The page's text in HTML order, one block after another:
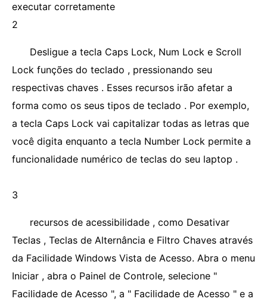
executar corretamente
2
Desligue a tecla Caps Lock, Num Lock e Scroll
Lock funções do teclado , pressionando seu
respectivas chaves . Esses recursos irão afetar a
forma como os seus tipos de teclado . Por exemplo,
a tecla Caps Lock vai capitalizar todas as letras que
você digita enquanto a tecla Number Lock permite a
funcionalidade numérico de teclas do seu laptop .
3
recursos de acessibilidade , como Desativar
Teclas , Teclas de Alternância e Filtro Chaves através
da Facilidade Windows Vista de Acesso. Abra o menu
Iniciar , abra o Painel de Controle, selecione "
Facilidade de Acesso ", a " Facilidade de Acesso " e a